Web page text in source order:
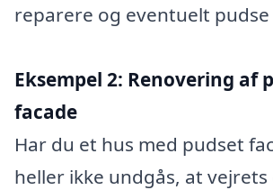
reparere og eventuelt pudse
Eksempel 2: Renovering af
facade
Har du et hus med pudset
heller ikke undgås, at